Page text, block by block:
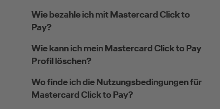
Wie bezahle ich mit Mastercard Click to
Pay?
Wie kann ich mein Mastercard Click to Pay
Profil löschen?
Wo finde ich die Nutzungsbedingungen für
Mastercard Click to Pay?